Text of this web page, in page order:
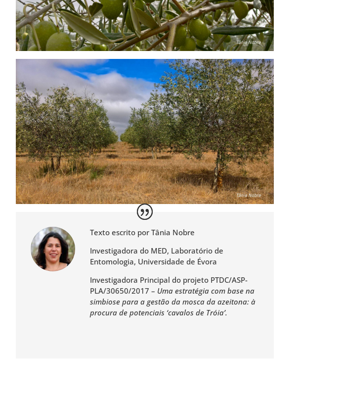
Texto escrito por Tânia Nobre
Investigadora do MED, Laboratório de
Entomologia, Universidade de Évora
Investigadora Principal do projeto PTDC/ASP-
PLA/30650/2017 – Uma estratégia com base na
simbiose para a gestão da mosca da azeitona: à
procura de potenciais ‘cavalos de Tróia’.